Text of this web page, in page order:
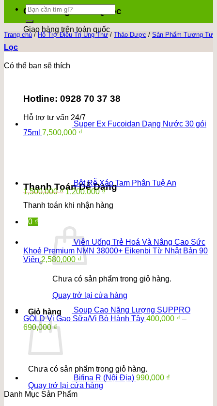
Giao Hàng Toàn Quốc
Giao hàng trên toàn quốc
Hotline: 0928 70 37 38
Hỗ trợ tư vấn 24/7
Thanh Toán Dễ Dàng
Thanh toán khi nhận hàng
0 ₫
Chưa có sản phẩm trong giỏ hàng.
Quay trở lại cửa hàng
Giỏ hàng
Chưa có sản phẩm trong giỏ hàng.
Quay trở lại cửa hàng
Tìm
kiếm:
Trang chủ / Hỗ Trợ Điều Trị Ung Thư / Thảo Dược / Sản Phẩm Tương Tự
Lọc
Có thể bạn sẽ thích
Super Ex Fucoidan Dạng Nước 30 gói
75ml 7,500,000 ₫
Bột Rễ Xáo Tam Phân Tuệ An
1,500,000₫ Giá
là:
1,200,000₫Giá
tại
Viên Uống Trẻ Hoá Và Nâng Cao Sức
Khoẻ Premium NMN 38000+ Eikenbi Từ Nhật Bản 90
Viên 2,580,000 ₫
Soup Cao Năng Lượng SUPPRO
GOLD Vị Gạo Sữa/Vị Bò Hành Tây 400,000 ₫ –
690,000₫Khoảng
giá:
từ
400,000 ₫
690,000 ₫
Bifina R (Nội Địa) 990,000 ₫
Danh Mục Sản Phẩm